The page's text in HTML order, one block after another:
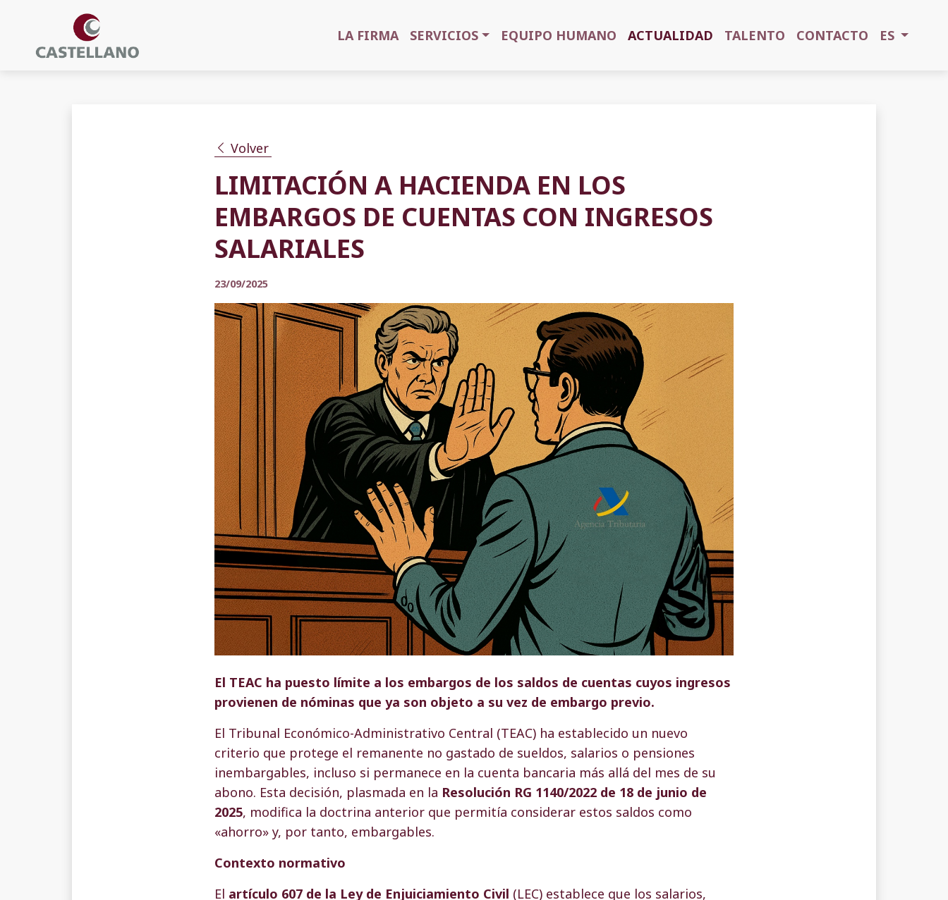
LA FIRMA SERVICIOS EQUIPO HUMANO ACTUALIDAD TALENTO CONTACTO ES
Volver
LIMITACIÓN A HACIENDA EN LOS
EMBARGOS DE CUENTAS CON INGRESOS
SALARIALES
23/09/2025
El TEAC ha puesto límite a los embargos de los saldos de cuentas cuyos ingresos
provienen de nóminas que ya son objeto a su vez de embargo previo.
El Tribunal Económico-Administrativo Central (TEAC) ha establecido un nuevo
criterio que protege el remanente no gastado de sueldos, salarios o pensiones
inembargables, incluso si permanece en la cuenta bancaria más allá del mes de su
abono. Esta decisión, plasmada en la Resolución RG 1140/2022 de 18 de junio de
2025, modifica la doctrina anterior que permitía considerar estos saldos como
«ahorro» y, por tanto, embargables.
Contexto normativo
El artículo 607 de la Ley de Enjuiciamiento Civil (LEC) establece que los salarios,